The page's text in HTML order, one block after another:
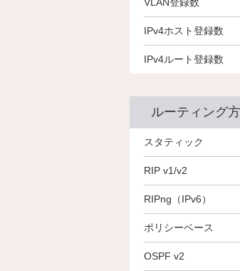
IPv4ホスト登録数
IPv4ルート登録数
4K（最大）
1K（最大）
ルーティング
スタティック
RIP v1/v2
RIPng（IPv6）
ポリシーベース
OSPF v2
○
○
－
－
○